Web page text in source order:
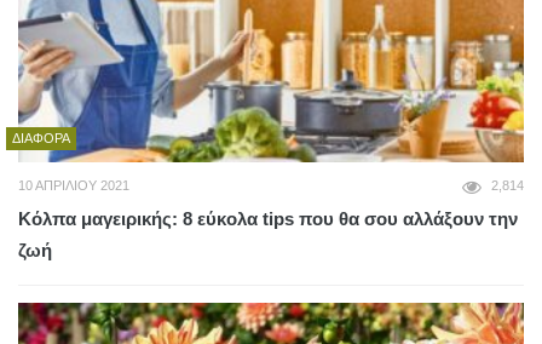
ΔΙΆΦΟΡΑ
10 ΑΠΡΙΛΊΟΥ 2021 2,814
Κόλπα μαγειρικής: 8 εύκολα tips που θα σου αλλάξουν την
ζωή